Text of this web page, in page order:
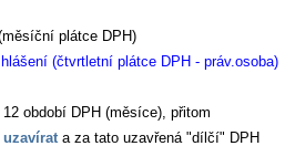
plátce DPH)
(čtvrtletní plátce DPH - práv.osoba)
období DPH (měsíce), přitom
uzavírat a za tato uzavřená "dílčí" DPH